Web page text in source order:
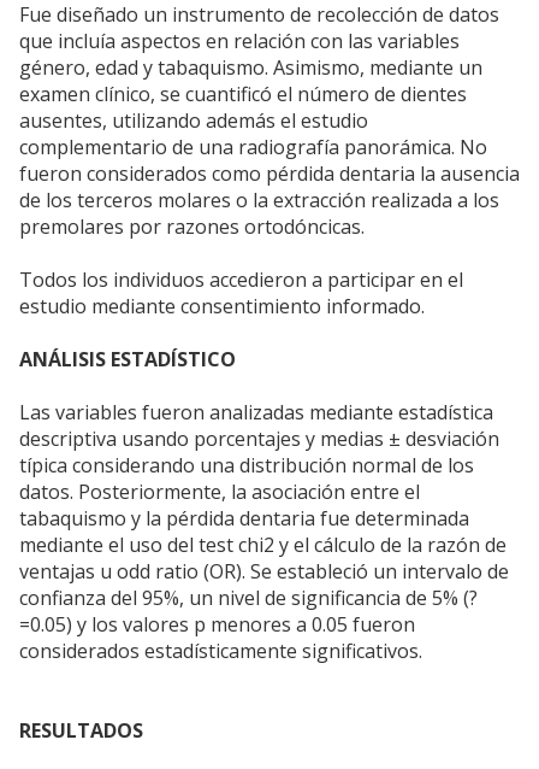
Fue diseñado un instrumento de recolección de datos
que incluía aspectos en relación con las variables
género, edad y tabaquismo. Asimismo, mediante un
examen clínico, se cuantificó el número de dientes
ausentes, utilizando además el estudio
complementario de una radiografía panorámica. No
fueron considerados como pérdida dentaria la ausencia
de los terceros molares o la extracción realizada a los
premolares por razones ortodóncicas.
Todos los individuos accedieron a participar en el
estudio mediante consentimiento informado.
ANÁLISIS ESTADÍSTICO
Las variables fueron analizadas mediante estadística
descriptiva usando porcentajes y medias ± desviación
típica considerando una distribución normal de los
datos. Posteriormente, la asociación entre el
tabaquismo y la pérdida dentaria fue determinada
mediante el uso del test chi2 y el cálculo de la razón de
ventajas u odd ratio (OR). Se estableció un intervalo de
confianza del 95%, un nivel de significancia de 5% (?
=0.05) y los valores p menores a 0.05 fueron
considerados estadísticamente significativos.
RESULTADOS